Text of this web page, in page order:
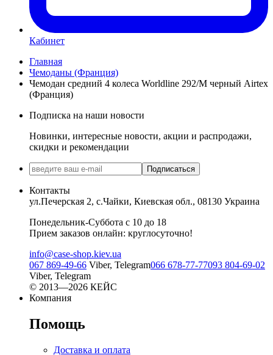
Кабинет
Главная
Чемоданы (Франция)
Чемодан средний 4 колеса Worldline 292/M черный Airtex
(Франция)
Подписка на наши новости
Новинки, интересные новости, акции и распродажи,
скидки и рекомендации
Подписаться
Контакты
ул.Печерская 2, с.Чайки, Киевская обл., 08130 Украина
Понедельник-Суббота с 10 до 18
Прием заказов онлайн: круглосуточно!
info@case-shop.kiev.ua
067 869-49-66 Viber, Telegram066 678-77-77093 804-69-02
Viber, Telegram
© 2013—2026 КЕЙС
Компания
Помощь
Доставка и оплата